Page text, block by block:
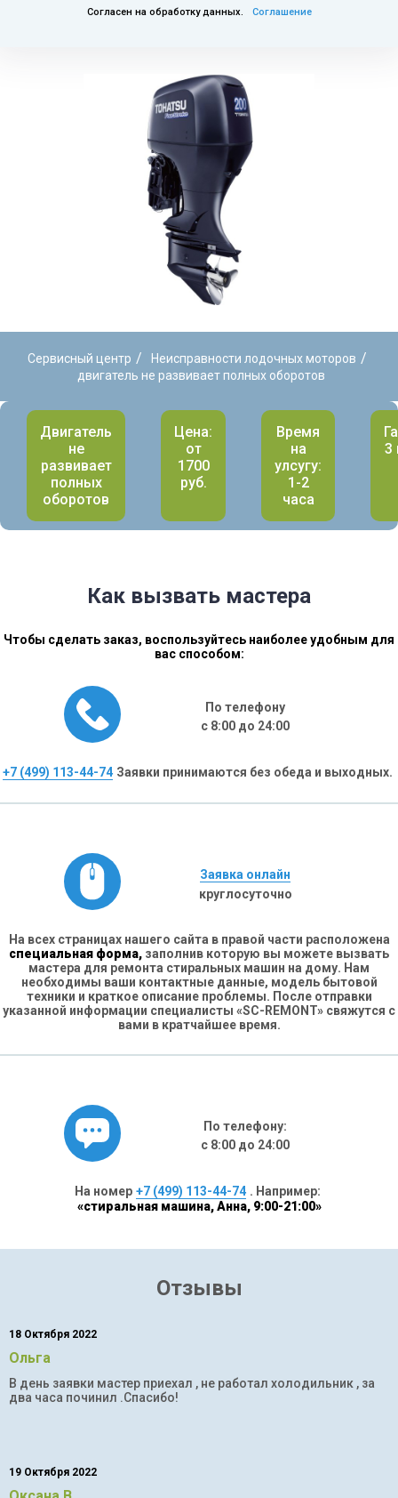
Согласен на обработку данных. Соглашение
Сервисный центр / Неисправности лодочных моторов /
двигатель не развивает полных оборотов
Двигатель
не
развивает
полных
оборотов
Цена:
от
1700
руб.
Время
на
улсугу:
1-2
часа
3
Как вызвать мастера
Чтобы сделать заказ, воспользуйтесь наиболее удобным для
вас способом:
По телефону
с 8:00 до 24:00
+7 (499) 113-44-74 Заявки принимаются без обеда и выходных.
Заявка онлайн
круглосуточно
На всех страницах нашего сайта в правой части расположена
специальная форма, заполнив которую вы можете вызвать
мастера для ремонта стиральных машин на дому. Нам
необходимы ваши контактные данные, модель бытовой
техники и краткое описание проблемы. После отправки
указанной информации специалисты «SC-REMONT» свяжутся с
вами в кратчайшее время.
По телефону:
с 8:00 до 24:00
На номер +7 (499) 113-44-74 . Например:
«стиральная машина, Анна, 9:00-21:00»
Отзывы
18 Октября 2022
Ольга
В день заявки мастер приехал , не работал холодильник , за
два часа починил .Спасибо!
19 Октября 2022